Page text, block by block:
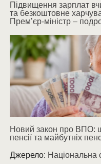
Підвищення зарплат
та безкоштовне
Прем’єр-міністр –
Новий закон про ВПО:
пенсії та майбутніх
Джерело: Національна